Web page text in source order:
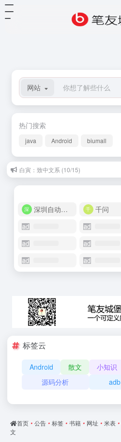
网站
热门搜索
java Android biumall
朱自清：神奇的丝瓜 (06/18)
深圳自动化商城
千问
标签云
Android 散文 小知识
源码分析
adb
首页 • 公告 • 标签 • 书籍 • 网址 • 米表 •
文